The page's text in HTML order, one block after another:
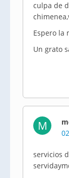
culpa de
Espero la
Un grato
M
servicios